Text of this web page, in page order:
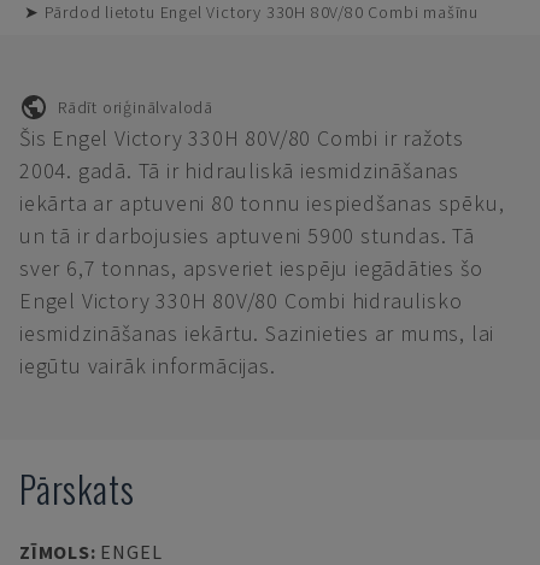
➤ Pārdod lietotu Engel Victory 330H 80V/80 Combi mašīnu
Rādīt oriģinālvalodā
Šis Engel Victory 330H 80V/80 Combi ir ražots
2004. gadā. Tā ir hidrauliskā iesmidzināšanas
iekārta ar aptuveni 80 tonnu iespiedšanas spēku,
un tā ir darbojusies aptuveni 5900 stundas. Tā
sver 6,7 tonnas, apsveriet iespēju iegādāties šo
Engel Victory 330H 80V/80 Combi hidraulisko
iesmidzināšanas iekārtu. Sazinieties ar mums, lai
iegūtu vairāk informācijas.
Pārskats
ZĪMOLS: ENGEL